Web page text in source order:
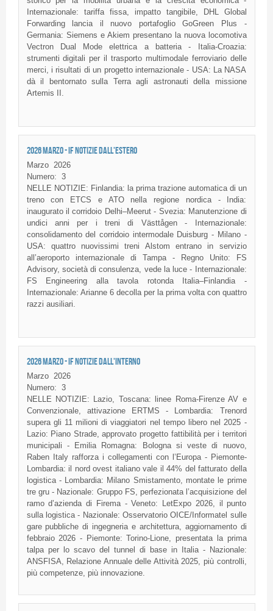
Internazionale: tariffa fissa, impatto tangibile, DHL Global
Forwarding lancia il nuovo portafoglio GoGreen Plus -
Germania: Siemens e Akiem presentano la nuova locomotiva
Vectron Dual Mode elettrica a batteria - Italia-Croazia:
strumenti digitali per il trasporto multimodale ferroviario delle
merci, i risultati di un progetto internazionale - USA: La NASA
dà il bentornato sulla Terra agli astronauti della missione
Artemis II.
2026 MARZO - IF NOTIZIE DALL'ESTERO
Marzo
2026
Numero: 3
NELLE NOTIZIE: Finlandia: la prima trazione automatica di un
treno con ETCS e ATO nella regione nordica - India:
inaugurato il corridoio Delhi–Meerut - Svezia: Manutenzione di
undici anni per i treni di Västtågen - Internazionale:
consolidamento del corridoio intermodale Duisburg - Milano -
USA: quattro nuovissimi treni Alstom entrano in servizio
all’aeroporto internazionale di Tampa - Regno Unito: FS
Advisory, società di consulenza, vede la luce - Internazionale:
FS Engineering alla tavola rotonda Italia–Finlandia -
Internazionale: Arianne 6 decolla per la prima volta con quattro
razzi ausiliari.
2026 MARZO - IF NOTIZIE DALL'INTERNO
Marzo
2026
Numero: 3
NELLE NOTIZIE: Lazio, Toscana: linee Roma-Firenze AV e
Convenzionale, attivazione ERTMS - Lombardia: Trenord
supera gli 11 milioni di viaggiatori nel tempo libero nel 2025 -
Lazio: Piano Strade, approvato progetto fattibilità per i territori
municipali - Emilia Romagna: Bologna si veste di nuovo,
Raben Italy rafforza i collegamenti con l’Europa - Piemonte-
Lombardia: il nord ovest italiano vale il 44% del fatturato della
logistica - Lombardia: Milano Smistamento, montate le prime
tre gru - Nazionale: Gruppo FS, perfezionata l’acquisizione del
ramo d’azienda di Firema - Veneto: LetExpo 2026, il punto
sulla logistica - Nazionale: Osservatorio OICE/Informatel sulle
gare pubbliche di ingegneria e architettura, aggiornamento di
febbraio 2026 - Piemonte: Torino-Lione, presentata la prima
talpa per lo scavo del tunnel di base in Italia - Nazionale:
ANSFISA, Relazione Annuale delle Attività 2025, più controlli,
più competenze, più innovazione.